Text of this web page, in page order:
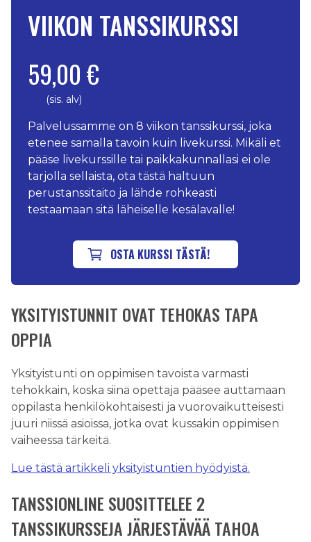
VIIKON TANSSIKURSSI
59,00 €
(sis. alv)
Palvelussamme on 8 viikon tanssikurssi, joka
etenee samalla tavoin kuin livekurssi. Mikäli et
pääse livekurssille tai paikkakunnallasi ei ole
tarjolla sellaista, ota tästä haltuun
perustanssitaito ja lähde rohkeasti
testaamaan sitä läheiselle kesälavalle!
OSTA KURSSI TÄSTÄ!
YKSITYISTUNNIT OVAT TEHOKAS TAPA
OPPIA
Yksityistunti on oppimisen tavoista varmasti
tehokkain, koska siinä opettaja pääsee auttamaan
oppilasta henkilökohtaisesti ja vuorovaikutteisesti
juuri niissä asioissa, jotka ovat kussakin oppimisen
vaiheessa tärkeitä.
Lue tästä artikkeli yksityistuntien hyödyistä.
TANSSIONLINE SUOSITTELEE 2
TANSSIKURSSEJA JÄRJESTÄVÄÄ TAHOA